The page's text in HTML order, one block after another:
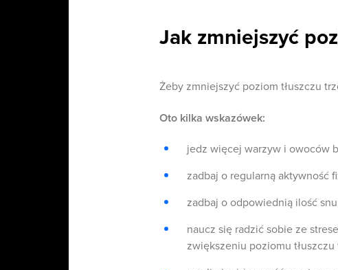
Jak zmniejszyć
Żeby zmniejszyć poziom tłuszczu
Oto kilka wskazówek:
jedz więcej warzyw i owoców
zadbaj o regularną aktywność
zadbaj o odpowiednią ilość
naucz się radzić sobie ze
zwiększeniu poziomu